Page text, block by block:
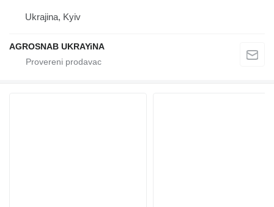
Ukrajina, Kyiv
AGROSNAB UKRAYiNA